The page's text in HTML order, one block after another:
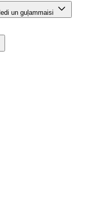
un guļammaisi